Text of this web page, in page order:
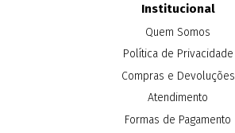
Institucional
Quem Somos
Política de Privacidade
Compras e Devoluções
Atendimento
Formas de Pagamento